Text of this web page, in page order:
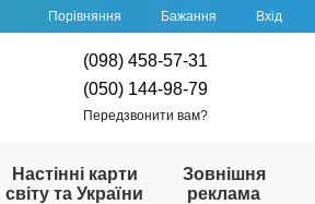
Порівняння Бажання Вхід
(098) 458-57-31
(050) 144-98-79
Передзвонити вам?
Настінні карти
світу та України
Зовнішня
реклама